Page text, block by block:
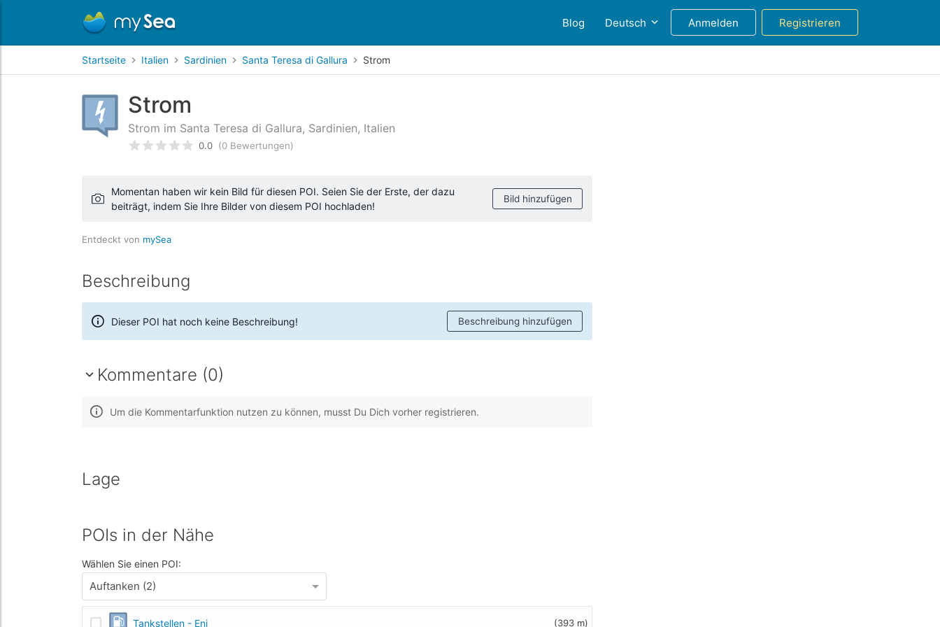
Blog Deutsch Anmelden Registrieren
Startseite Italien Sardinien Santa Teresa di Gallura Strom
Strom
Strom im Santa Teresa di Gallura, Sardinien, Italien
bewertet0 /5 beyogen auf
0.0 (0 Bewertungen)
Momentan haben wir kein Bild für diesen POI. Seien Sie der Erste, der dazu
beiträgt, indem Sie Ihre Bilder von diesem POI hochladen!
Bild hinzufügen
Entdeckt von mySea
Beschreibung
Dieser POI hat noch keine Beschreibung! Beschreibung hinzufügen
Kommentare (0)
Um die Kommentarfunktion nutzen zu können, musst Du Dich vorher registrieren.
Lage
POIs in der Nähe
Wählen Sie einen POI:
Auftanken (2)
Tankstellen - Eni (393 m)